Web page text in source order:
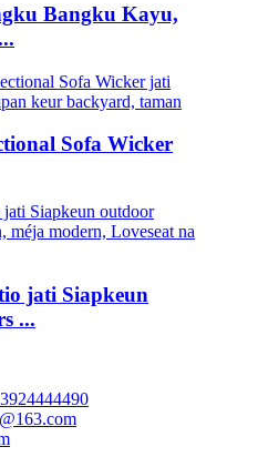
Bangku Kayu,
Sofa Wicker
jati Siapkeun
...